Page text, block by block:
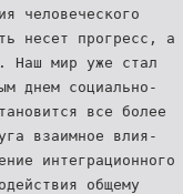
человеческого
несет прогресс, а
Наш мир уже стал
днем социально-
все более
взаимное влия-
интеграционного
общему